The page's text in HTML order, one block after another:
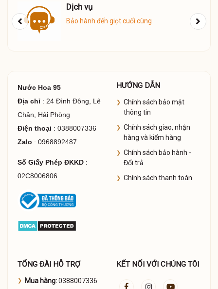
Giao Hàng
Giao hàng COD toàn quốc
Nước Hoa 95
Địa chỉ : 24 Đình Đông, Lê
Chân, Hải Phòng
Điện thoại : 0388007336
Zalo : 0968892487
Số Giấy Phép ĐKKD:
02C8006806
HƯỚNG DẪN
Chính sách bảo mật
thông tin
Chính sách giao, nhận
hàng và kiểm hàng
Chính sách bảo hành -
Đổi trả
Chính sách thanh toán
TỔNG ĐÀI HỖ TRỢ
Mua hàng:0388007336
KẾT NỐI VỚI CHÚNG TÔI